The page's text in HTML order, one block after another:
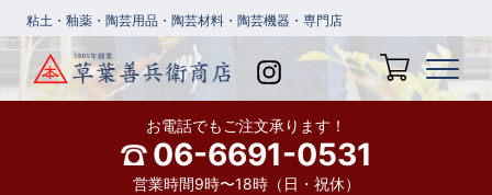
粘土・釉薬・陶芸用品・陶芸材料・陶芸機器・専門店
お電話でもご注文承ります！
06-6691-0531
営業時間9時〜18時（日・祝休）